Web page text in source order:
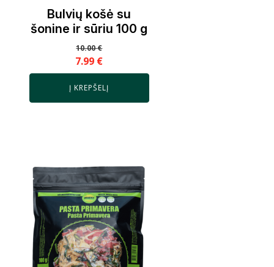
Bulvių košė su
šonine ir sūriu 100 g
10.00€
7.99 €
Į KREPŠELĮ